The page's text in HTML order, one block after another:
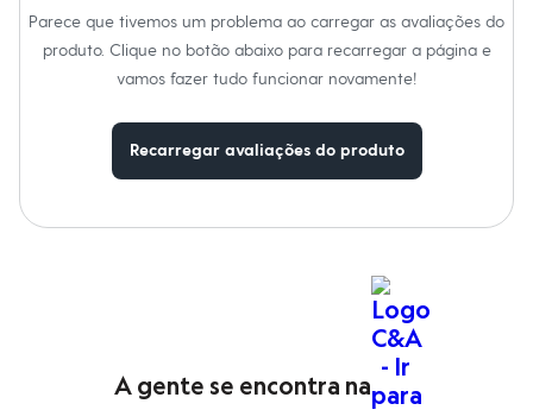
Inverno
Novidades
Roupas
Camisetas e Regatas
Casacos e Jaquetas
Polos
Acessórios
Parece que tivemos um problema ao carregar as avaliações do
produto. Clique no botão abaixo para recarregar a página e
vamos fazer tudo funcionar novamente!
Recarregar avaliações do produto
A gente se encontra na